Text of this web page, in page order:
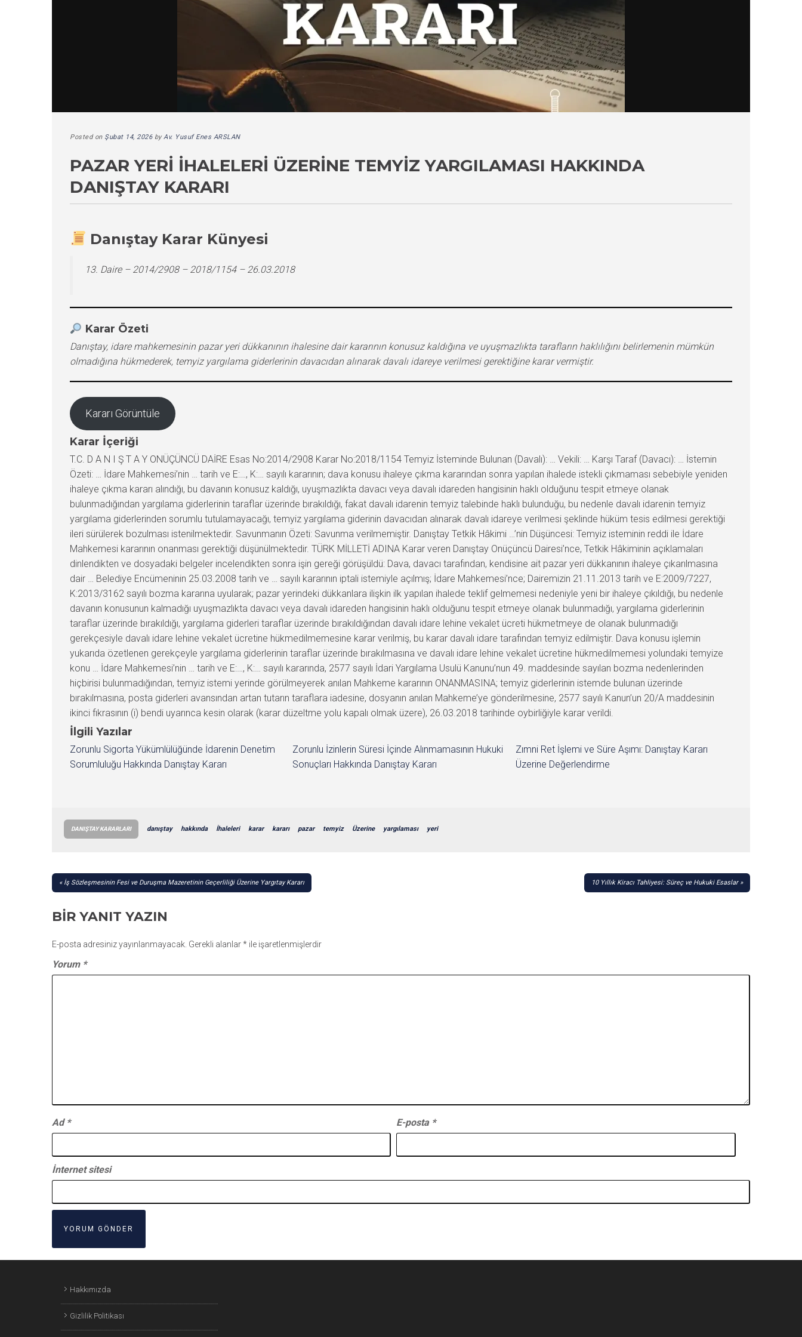
Posted on Şubat 14, 2026byAv. Yusuf Enes ARSLAN
PAZAR YERI İHALELERI ÜZERINE TEMYIZ YARGILAMASI HAKKINDA
DANIŞTAY KARARI
Danıştay Karar Künyesi
13. Daire – 2014/2908 – 2018/1154 – 26.03.2018
Karar Özeti
Danıştay, idare mahkemesinin pazar yeri dükkanının ihalesine dair kararının konusuz kaldığına ve uyuşmazlıkta tarafların haklılığını belirlemenin mümkün
olmadığına hükmederek, temyiz yargılama giderlerinin davacıdan alınarak davalı idareye verilmesi gerektiğine karar vermiştir.
Kararı Görüntüle
Karar İçeriği
T.C. D A N I Ş T A Y ONÜÇÜNCÜ DAİRE Esas No:2014/2908 Karar No:2018/1154 Temyiz İsteminde Bulunan (Davalı): … Vekili: … Karşı Taraf (Davacı): … İstemin
Özeti: … İdare Mahkemesi’nin … tarih ve E:…, K:… sayılı kararının; dava konusu ihaleye çıkma kararından sonra yapılan ihalede istekli çıkmaması sebebiyle yeniden
ihaleye çıkma kararı alındığı, bu davanın konusuz kaldığı, uyuşmazlıkta davacı veya davalı idareden hangisinin haklı olduğunu tespit etmeye olanak
bulunmadığından yargılama giderlerinin taraflar üzerinde bırakıldığı, fakat davalı idarenin temyiz talebinde haklı bulunduğu, bu nedenle davalı idarenin temyiz
yargılama giderlerinden sorumlu tutulamayacağı, temyiz yargılama giderinin davacıdan alınarak davalı idareye verilmesi şeklinde hüküm tesis edilmesi gerektiği
ileri sürülerek bozulması istenilmektedir. Savunmanın Özeti: Savunma verilmemiştir. Danıştay Tetkik Hâkimi …’nin Düşüncesi: Temyiz isteminin reddi ile İdare
Mahkemesi kararının onanması gerektiği düşünülmektedir. TÜRK MİLLETİ ADINA Karar veren Danıştay Onüçüncü Dairesi’nce, Tetkik Hâkiminin açıklamaları
dinlendikten ve dosyadaki belgeler incelendikten sonra işin gereği görüşüldü: Dava, davacı tarafından, kendisine ait pazar yeri dükkanının ihaleye çıkarılmasına
dair … Belediye Encümeninin 25.03.2008 tarih ve … sayılı kararının iptali istemiyle açılmış; İdare Mahkemesi’nce; Dairemizin 21.11.2013 tarih ve E:2009/7227,
K:2013/3162 sayılı bozma kararına uyularak; pazar yerindeki dükkanlara ilişkin ilk yapılan ihalede teklif gelmemesi nedeniyle yeni bir ihaleye çıkıldığı, bu nedenle
davanın konusunun kalmadığı uyuşmazlıkta davacı veya davalı idareden hangisinin haklı olduğunu tespit etmeye olanak bulunmadığı, yargılama giderlerinin
taraflar üzerinde bırakıldığı, yargılama giderleri taraflar üzerinde bırakıldığından davalı idare lehine vekalet ücreti hükmetmeye de olanak bulunmadığı
gerekçesiyle davalı idare lehine vekalet ücretine hükmedilmemesine karar verilmiş, bu karar davalı idare tarafından temyiz edilmiştir. Dava konusu işlemin
yukarıda özetlenen gerekçeyle yargılama giderlerinin taraflar üzerinde bırakılmasına ve davalı idare lehine vekalet ücretine hükmedilmemesi yolundaki temyize
konu … İdare Mahkemesi’nin … tarih ve E:…, K:… sayılı kararında, 2577 sayılı İdari Yargılama Usulü Kanunu’nun 49. maddesinde sayılan bozma nedenlerinden
hiçbirisi bulunmadığından, temyiz istemi yerinde görülmeyerek anılan Mahkeme kararının ONANMASINA; temyiz giderlerinin istemde bulunan üzerinde
bırakılmasına, posta giderleri avansından artan tutarın taraflara iadesine, dosyanın anılan Mahkeme’ye gönderilmesine, 2577 sayılı Kanun’un 20/A maddesinin
ikinci fıkrasının (i) bendi uyarınca kesin olarak (karar düzeltme yolu kapalı olmak üzere), 26.03.2018 tarihinde oybirliğiyle karar verildi.
İlgili Yazılar
Zorunlu Sigorta Yükümlülüğünde İdarenin Denetim
Sorumluluğu Hakkında Danıştay Kararı
Zorunlu İzinlerin Süresi İçinde Alınmamasının Hukuki
Sonuçları Hakkında Danıştay Kararı
Zımni Ret İşlemi ve Süre Aşımı: Danıştay Kararı
Üzerine Değerlendirme
DANIŞTAY KARARLARI danıştay hakkında İhaleleri karar kararı pazar temyiz Üzerine yargılaması yeri
YAZI
İş Sözleşmesinin Fesi ve Duruşma Mazeretinin Geçerliliği Üzerine Yargıtay Kararı 10 Yıllık Kiracı Tahliyesi: Süreç ve Hukuki Esaslar
BIR YANIT YAZIN
E-posta adresiniz yayınlanmayacak. Gerekli alanlar* ile işaretlenmişlerdir
Yorum *
Ad * E-posta *
İnternet sitesi
Hakkımızda
Gizlilik Politikası